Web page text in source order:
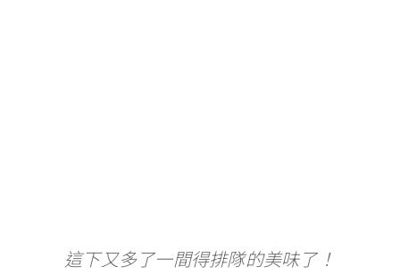
這下又多了一間得排隊的美味了！